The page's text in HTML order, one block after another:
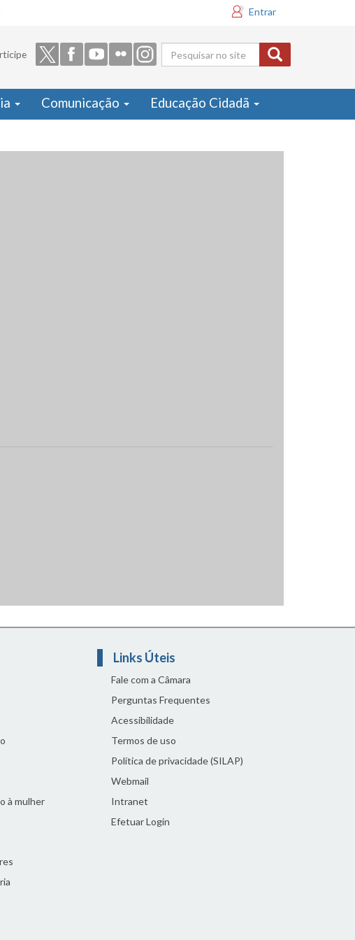
Entrar
Formulário
de busca
Comunicação Educação Cidadã
à mulher
Links Úteis
Fale com a Câmara
Perguntas Frequentes
Acessibilidade
Termos de uso
Política de privacidade (SILAP)
Webmail
Intranet
Efetuar Login